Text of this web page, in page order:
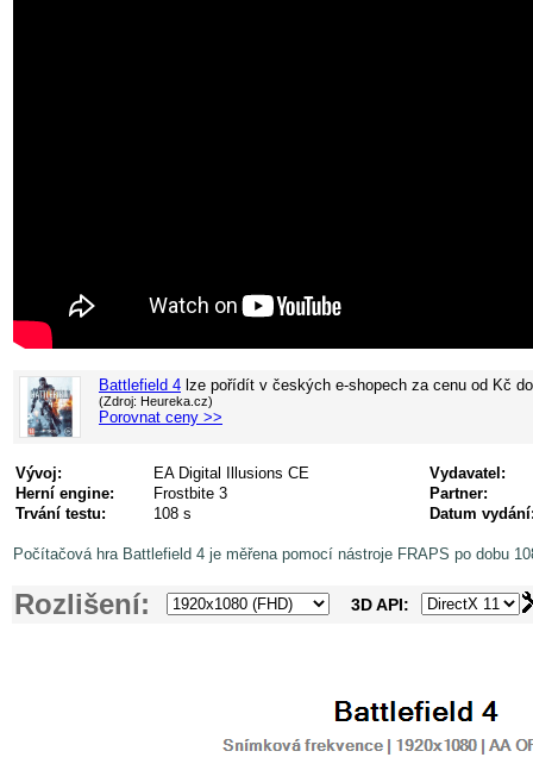
Battlefield 4 lze pořídít v českých e-shopech za cenu od Kč
(Zdroj: Heureka.cz)
Porovnat ceny >>
Vývoj: EA Digital Illusions CE
Vydavatel:
Herní engine:
Frostbite 3
Partner:
Trvání testu:
108 s Datum
Počítačová hra Battlefield 4 je měřena pomocí nástroje FRAPS po dobu
Rozlišení: 3D API: